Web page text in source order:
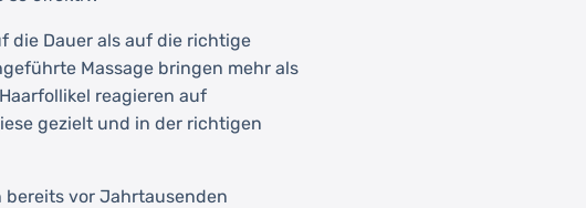
die Dauer als auf die richtige
Massage bringen mehr als
reagieren auf
gezielt und in der richtigen
bereits vor Jahrtausenden